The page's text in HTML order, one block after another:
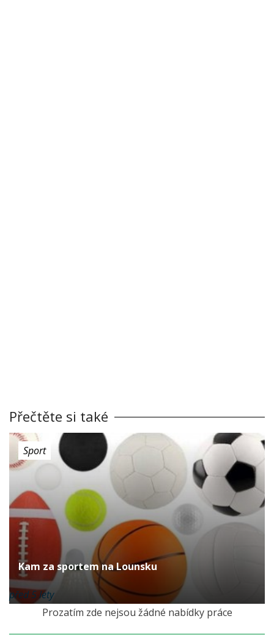
Přečtěte si také
Sport
Kam za sportem na Lounsku
před 5 lety
Prozatím zde nejsou žádné nabídky práce